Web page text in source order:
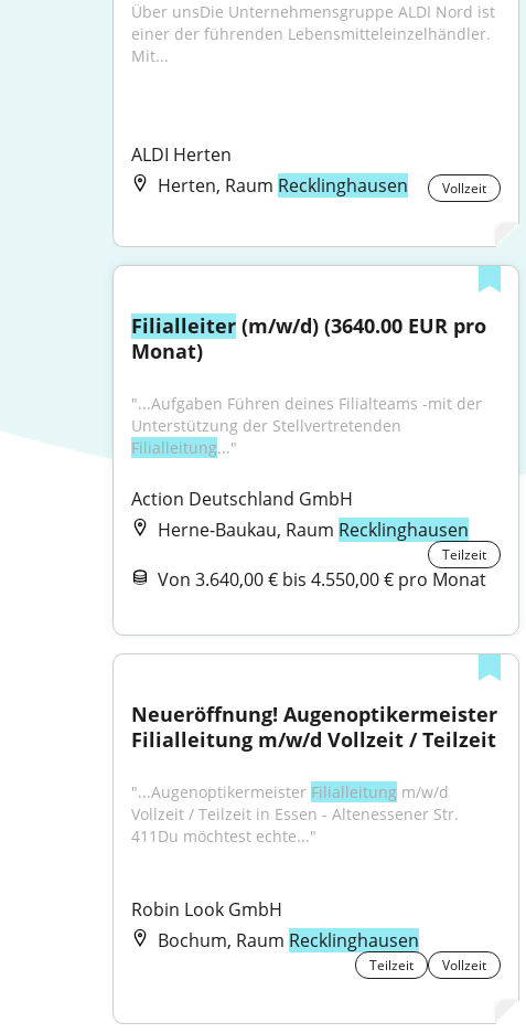
Über unsDie Unternehmensgruppe ALDI Nord ist
einer der führenden Lebensmitteleinzelhändler.
Mit...
ALDI Herten
Herten, Raum Recklinghausen Vollzeit
Filialleiter (m/w/d) (3640.00 EUR pro
Monat)
"...Aufgaben Führen deines Filialteams -mit der
Filialleitung..."
Action Deutschland GmbH
Herne-Baukau, Raum Recklinghausen
Teilzeit
Von 3.640,00 € bis 4.550,00 € pro Monat
Neueröffnung! Augenoptikermeister
Filialleitung m/w/d Vollzeit / Teilzeit
"...Augenoptikermeister Filialleitung m/w/d
Vollzeit / Teilzeit in Essen - Altenessener Str.
411Du möchtest echte..."
Robin Look GmbH
Bochum, Raum Recklinghausen
Teilzeit Vollzeit